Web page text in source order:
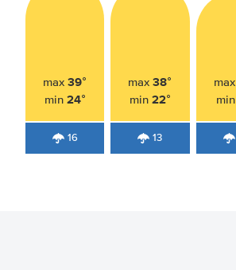
max39°
min 24°
16
max38°
min 22°
13
max
min